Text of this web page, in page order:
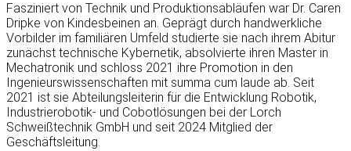
Fasziniert von Technik und Produktionsabläufen war Dr. Caren
Dripke von Kindesbeinen an. Geprägt durch handwerkliche
Vorbilder im familiären Umfeld studierte sie nach ihrem Abitur
zunächst technische Kybernetik, absolvierte ihren Master in
Mechatronik und schloss 2021 ihre Promotion in den
Ingenieurswissenschaften mit summa cum laude ab. Seit
2021 ist sie Abteilungsleiterin für die Entwicklung Robotik,
Industrierobotik- und Cobotlösungen bei der Lorch
Schweißtechnik GmbH und seit 2024 Mitglied der
Geschäftsleitung.